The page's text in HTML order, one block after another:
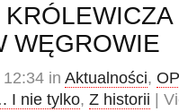
WĘGROWIE
in Aktualności,
I nie tylko, Z historii |